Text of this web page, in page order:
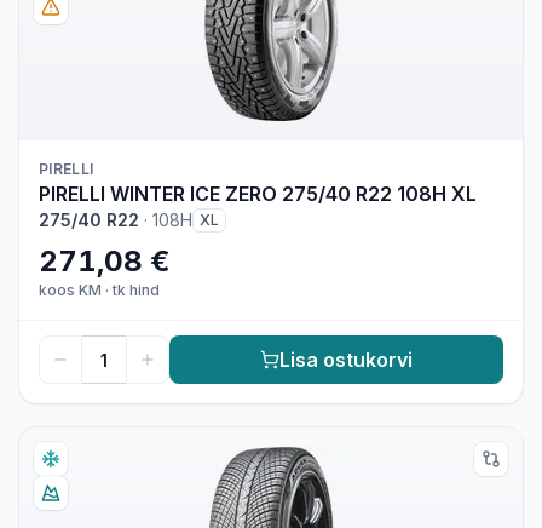
PIRELLI
PIRELLI WINTER ICE ZERO 275/40 R22 108H XL
275/40 R22 · 108H XL
271,08 €
koos KM ·tk hind
Lisa ostukorvi